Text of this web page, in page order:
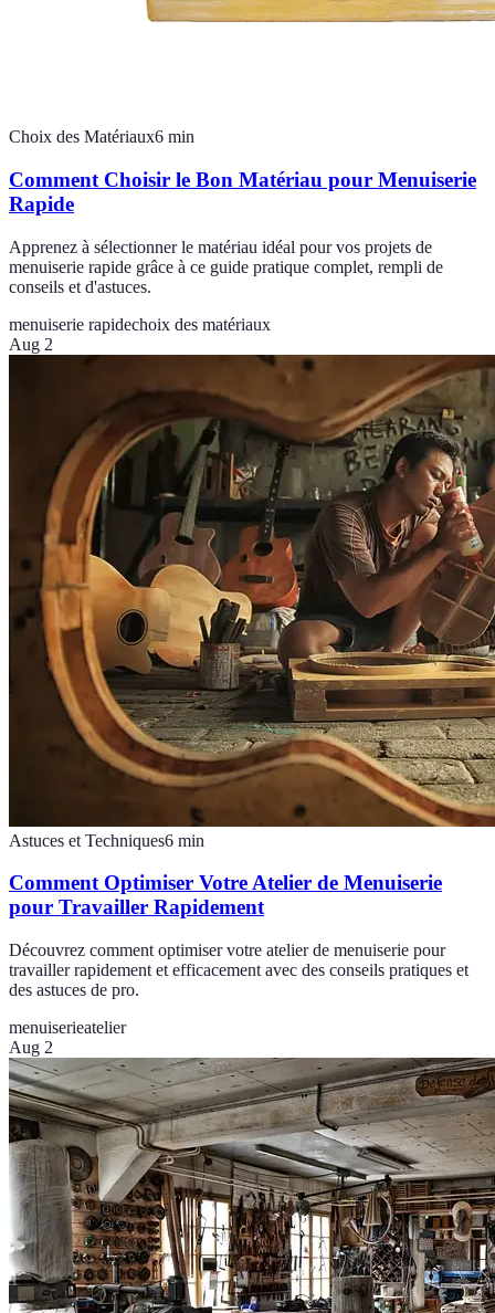
Choix des Matériaux6 min
Comment Choisir le Bon Matériau pour Menuiserie
Rapide
Apprenez à sélectionner le matériau idéal pour vos projets de
menuiserie rapide grâce à ce guide pratique complet, rempli de
conseils et d'astuces.
menuiserie rapidechoix des matériaux
Aug 2
Astuces et Techniques6 min
Comment Optimiser Votre Atelier de Menuiserie
pour Travailler Rapidement
Découvrez comment optimiser votre atelier de menuiserie pour
travailler rapidement et efficacement avec des conseils pratiques et
des astuces de pro.
menuiserieatelier
Aug 2